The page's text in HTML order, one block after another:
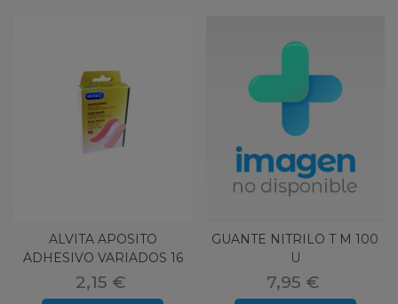
ALVITA APOSITO
ADHESIVO VARIADOS 16
U
2,15 €
GUANTE NITRILO T M 100
U
7,95 €